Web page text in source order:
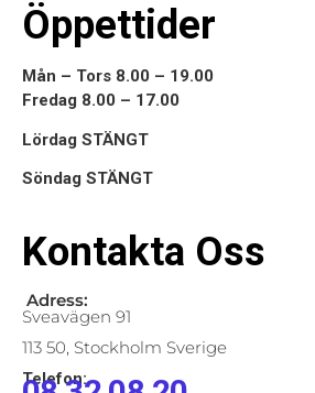
Öppettider
Mån – Tors 8.00 – 19.00
Fredag 8.00 – 17.00
Lördag STÄNGT
Söndag STÄNGT
Kontakta Oss
Adress:
Sveavägen 91
113 50, Stockholm Sverige
Telefon: